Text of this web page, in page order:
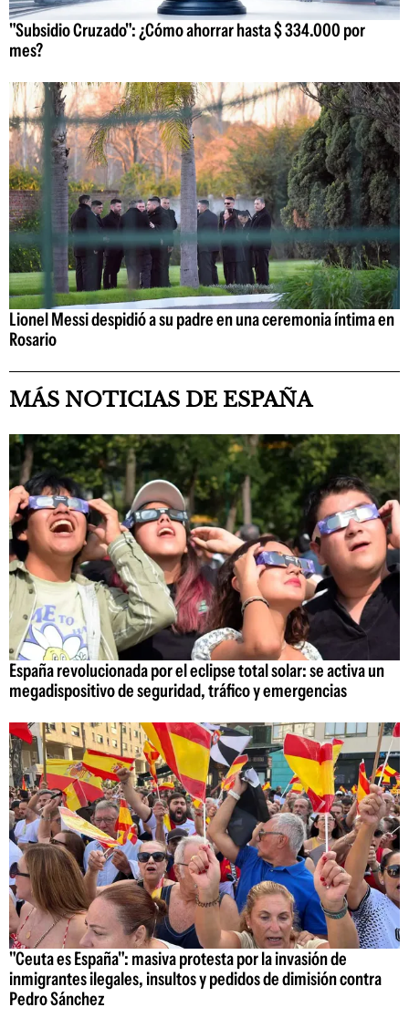
"Subsidio Cruzado": ¿Cómo ahorrar hasta $ 334.000 por
mes?
Lionel Messi despidió a su padre en una ceremonia íntima en
Rosario
MÁS NOTICIAS DE ESPAÑA
España revolucionada por el eclipse total solar: se activa un
megadispositivo de seguridad, tráfico y emergencias
"Ceuta es España": masiva protesta por la invasión de
inmigrantes ilegales, insultos y pedidos de dimisión contra
Pedro Sánchez